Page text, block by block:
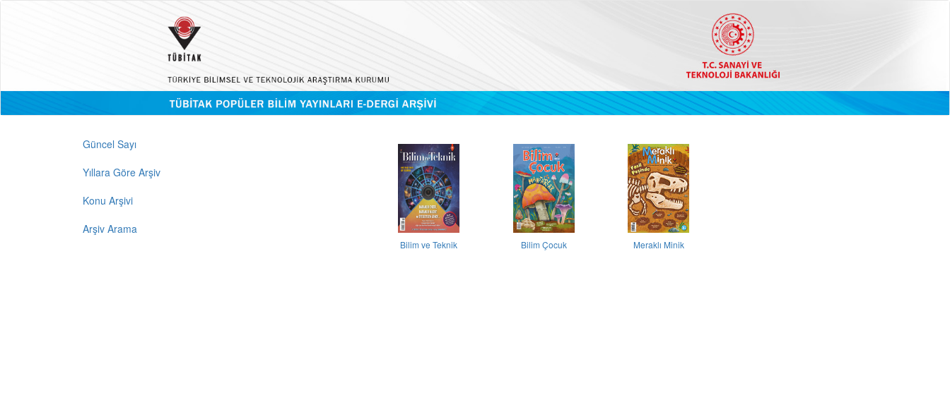
Güncel Sayı
Yıllara Göre Arşiv
Konu Arşivi
Arşiv Arama
Bilim ve Teknik Bilim Çocuk Meraklı Minik